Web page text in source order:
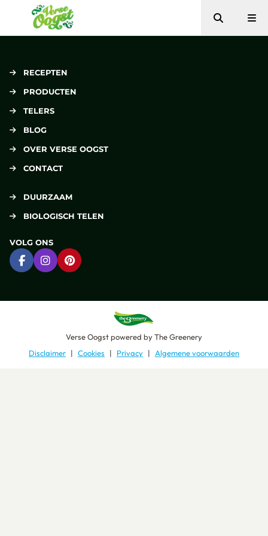
Verse Oogst
Zoeken
RECEPTEN
PRODUCTEN
TELERS
BLOG
OVER VERSE OOGST
CONTACT
DUURZAAM
BIOLOGISCH TELEN
VOLG ONS
Ga naar Facebook
Ga naar Instagram
Ga naar Pinterest
Verse Oogstpowered byThe Greenery
Disclaimer
Cookies Privacy Algemene voorwaarden